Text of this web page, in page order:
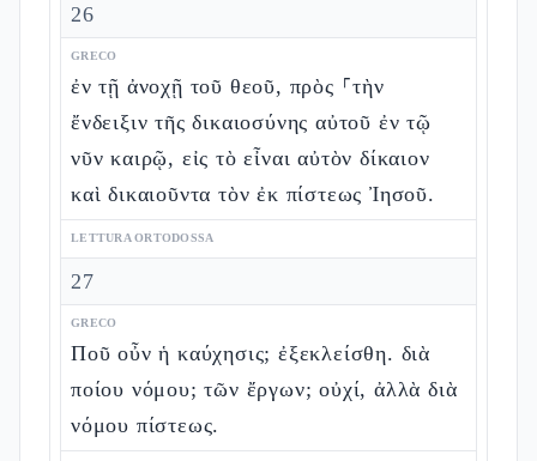
26
GRECO
ἐν τῇ ἀνοχῇ τοῦ θεοῦ, πρὸς ⸀τὴν
ἔνδειξιν τῆς δικαιοσύνης αὐτοῦ ἐν τῷ
νῦν καιρῷ, εἰς τὸ εἶναι αὐτὸν δίκαιον
καὶ δικαιοῦντα τὸν ἐκ πίστεως Ἰησοῦ.
LETTURA ORTODOSSA
27
GRECO
Ποῦ οὖν ἡ καύχησις; ἐξεκλείσθη. διὰ
ποίου νόμου; τῶν ἔργων; οὐχί, ἀλλὰ διὰ
νόμου πίστεως.